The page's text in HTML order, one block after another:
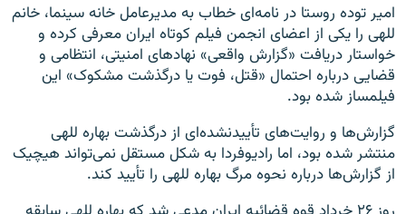
امیر توده روستا در نامه‌ای خطاب به مدیرعامل خانه سینما، خانم
للهی را یکی از اعضای انجمن فیلم کوتاه ایران معرفی کرده و
خواستار دریافت «گزارش واقعی» نهادهای امنیتی، انتظامی و
قضایی درباره احتمال «قتل، فوت یا درگذشت مشکوک» این
فیلمساز شده بود.
گزارش‌ها و روایت‌های تأییدنشده‌ای از درگذشت بهاره للهی
منتشر شده بود، اما رادیوفردا به شکل مستقل نمی‌تواند هیچیک
از گزارش‌ها درباره نحوه مرگ بهاره للهی را تأیید کند.